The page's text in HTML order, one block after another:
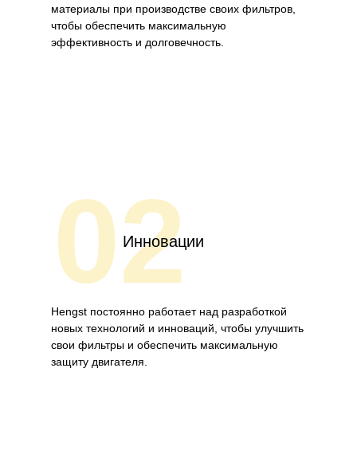
материалы при производстве своих фильтров,
чтобы обеспечить максимальную
эффективность и долговечность.
02
Инновации
Hengst постоянно работает над разработкой
новых технологий и инноваций, чтобы улучшить
свои фильтры и обеспечить максимальную
защиту двигателя.